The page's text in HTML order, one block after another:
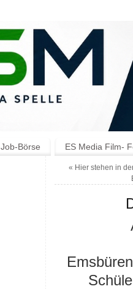
Job-Börse ES Media Film-
« Hier stehen in